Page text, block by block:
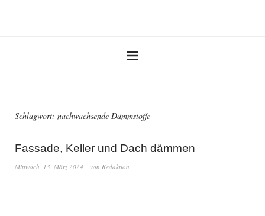
Schlagwort: nachwachsende Dämmstoffe
Fassade, Keller und Dach dämmen
Mittwoch, 13. März 2024 von Redaktion